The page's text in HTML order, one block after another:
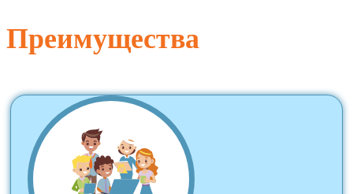
Преимущества